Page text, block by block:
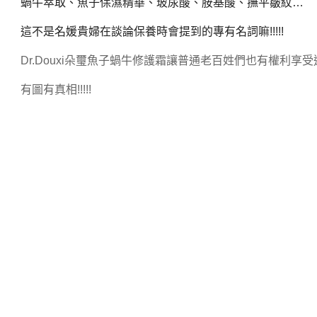
這不是名媛貴婦在談論保養時會提到的專有名詞嘛!!!!!
Dr.Douxi朵璽魚子蝸牛修護霜讓普通老百姓們也有權利享受
有圖有真相!!!!!